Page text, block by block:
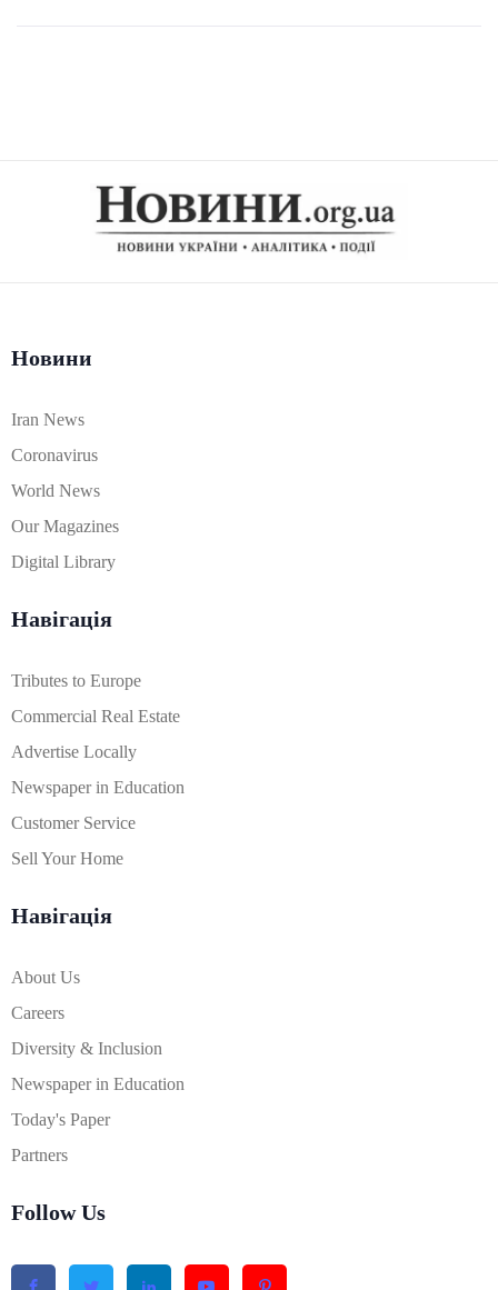
Новини
Iran News
Coronavirus
World News
Our Magazines
Digital Library
Навігація
Tributes to Europe
Commercial Real Estate
Advertise Locally
Newspaper in Education
Customer Service
Sell Your Home
Навігація
About Us
Careers
Diversity & Inclusion
Newspaper in Education
Today's Paper
Partners
Follow Us